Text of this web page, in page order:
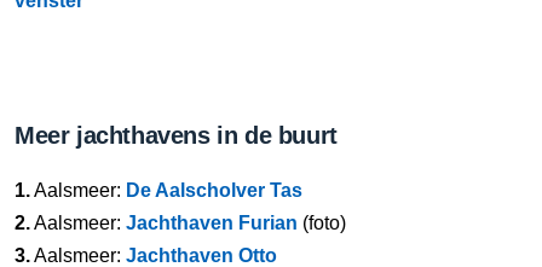
Meer jachthavens in de buurt
1.Aalsmeer: De Aalscholver Tas
2.Aalsmeer: Jachthaven Furian (foto)
3.Aalsmeer: Jachthaven Otto